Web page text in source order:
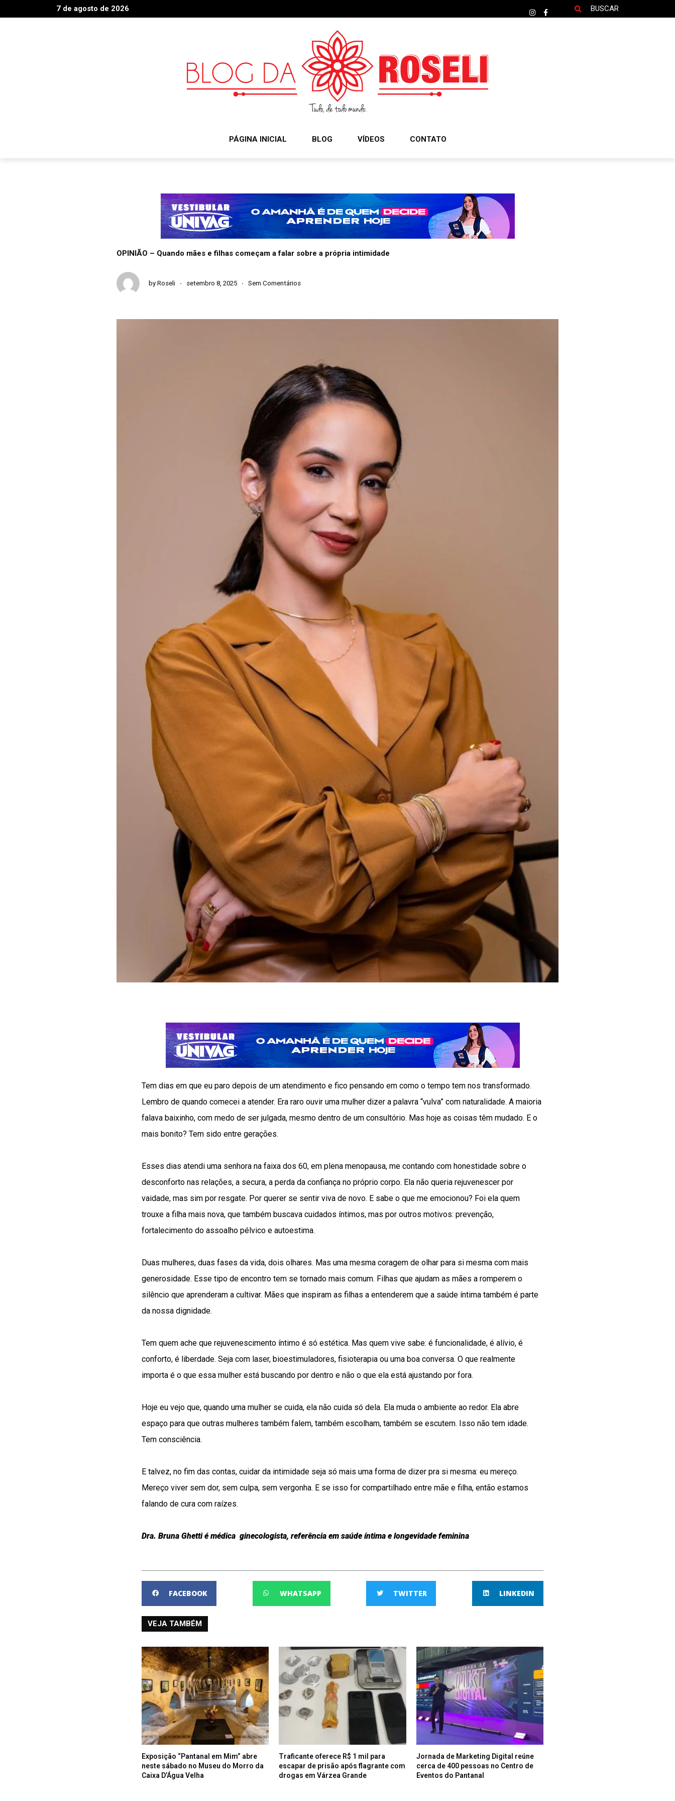
7 de agosto de 2026 BUSCAR
PÁGINA INICIAL BLOG VÍDEOS CONTATO
OPINIÃO – Quando mães e filhas começam a falar sobre a própria intimidade
by Roseli setembro 8, 2025 Sem Comentários
Tem dias em que eu paro depois de um atendimento e fico pensando em como o tempo tem nos transformado.
Lembro de quando comecei a atender. Era raro ouvir uma mulher dizer a palavra “vulva” com naturalidade. A maioria
falava baixinho, com medo de ser julgada, mesmo dentro de um consultório. Mas hoje as coisas têm mudado. E o
mais bonito? Tem sido entre gerações.
Esses dias atendi uma senhora na faixa dos 60, em plena menopausa, me contando com honestidade sobre o
desconforto nas relações, a secura, a perda da confiança no próprio corpo. Ela não queria rejuvenescer por
vaidade, mas sim por resgate. Por querer se sentir viva de novo. E sabe o que me emocionou? Foi ela quem
trouxe a filha mais nova, que também buscava cuidados íntimos, mas por outros motivos: prevenção,
fortalecimento do assoalho pélvico e autoestima.
Duas mulheres, duas fases da vida, dois olhares. Mas uma mesma coragem de olhar para si mesma com mais
generosidade. Esse tipo de encontro tem se tornado mais comum. Filhas que ajudam as mães a romperem o
silêncio que aprenderam a cultivar. Mães que inspiram as filhas a entenderem que a saúde íntima também é parte
da nossa dignidade.
Tem quem ache que rejuvenescimento íntimo é só estética. Mas quem vive sabe: é funcionalidade, é alívio, é
conforto, é liberdade. Seja com laser, bioestimuladores, fisioterapia ou uma boa conversa. O que realmente
importa é o que essa mulher está buscando por dentro e não o que ela está ajustando por fora.
Hoje eu vejo que, quando uma mulher se cuida, ela não cuida só dela. Ela muda o ambiente ao redor. Ela abre
espaço para que outras mulheres também falem, também escolham, também se escutem. Isso não tem idade.
Tem consciência.
E talvez, no fim das contas, cuidar da intimidade seja só mais uma forma de dizer pra si mesma: eu mereço.
Mereço viver sem dor, sem culpa, sem vergonha. E se isso for compartilhado entre mãe e filha, então estamos
falando de cura com raízes.
Dra. Bruna Ghetti é médica ginecologista, referência em saúde íntima e longevidade feminina
FACEBOOK WHATSAPP TWITTER LINKEDIN
VEJA TAMBÉM
Exposição “Pantanal em Mim” abre
neste sábado no Museu do Morro da
Caixa D’Água Velha
Traficante oferece R$ 1 mil para
escapar de prisão após flagrante com
drogas em Várzea Grande
Jornada de Marketing Digital reúne
cerca de 400 pessoas no Centro de
Eventos do Pantanal